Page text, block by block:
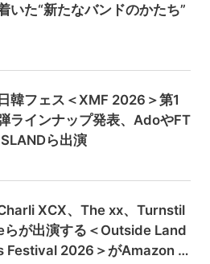
いた“新たなバンドのかたち”
日韓フェス＜XMF 2026＞第1
ラインナップ発表、AdoやFT
ら出演
XCX、The xx、Turnstil
らが出演する＜Outside Land
Festival 2026＞がAmazon M